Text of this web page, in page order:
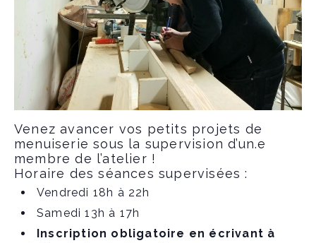
Venez avancer vos petits projets de
menuiserie sous la supervision d’un.e
membre de l’atelier !
Horaire des séances supervisées :
Vendredi 18h à 22h
Samedi 13h à 17h
Inscription obligatoire en écrivant à